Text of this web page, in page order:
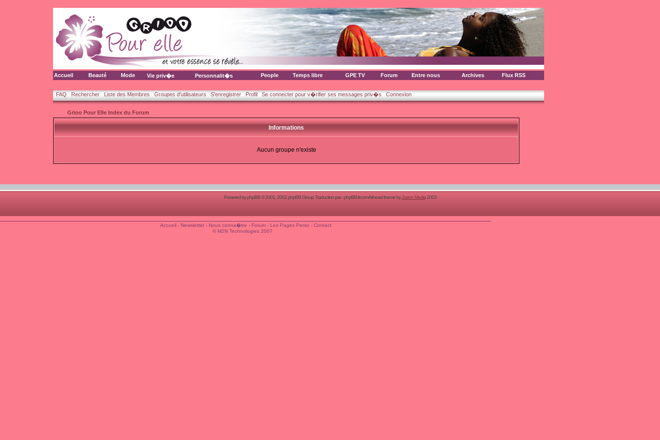
Accueil Beauté Mode Vie priv�e Personnalit�s People Temps libre GPE TV Forum Entre nous Archives Flux RSS
FAQ Rechercher Liste des Membres Groupes d'utilisateurs S'enregistrer Profil Se connecter pour v�rifier ses messages priv�s Connexion
Grioo Pour Elle Index du Forum
Informations
Aucun groupe n'existe
Powered byphpBB© 2001, 2002 phpBB Group Traduction par :phpBB-fr.comAirhead theme byZarron Media2003
Accueil- Newsletter- Nous conna�tre - Forum- Les Pages Perso - Contact
© M2N Technologies 2007